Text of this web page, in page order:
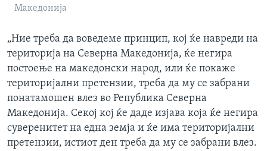
Македонија
„Ние треба да воведеме принцип, кој ќе навреди на
територија на Северна Македонија, ќе негира
постоење на македонски народ, или ќе покаже
територијални претензии, треба да му се забрани
понатамошен влез во Република Северна
Македонија. Секој кој ќе даде изјава која ќе негира
суверенитет на една земја и ќе има територијални
претензии, истиот ден треба да му се забрани влез.